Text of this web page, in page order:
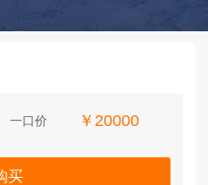
一口价 ￥20000
买